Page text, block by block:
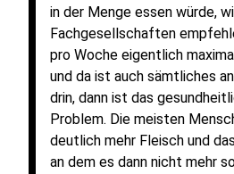
in der Menge essen würde,
Fachgesellschaften
pro Woche eigentlich
und da ist auch sämtliches
drin, dann ist das
Problem. Die meisten
deutlich mehr Fleisch und
an dem es dann nicht mehr